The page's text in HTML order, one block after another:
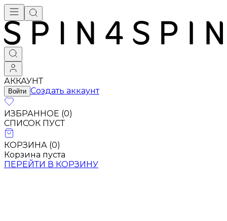
АККАУНТ
Войти Создать аккаунт
ИЗБРАННОЕ (0)
СПИСОК ПУСТ
КОРЗИНА (0)
Корзина пуста
ПЕРЕЙТИ В КОРЗИНУ